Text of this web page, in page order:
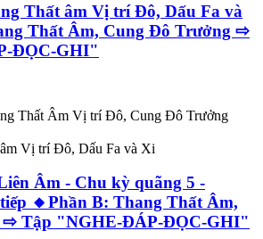
Thất âm Vị trí Đô, Dấu Fa và
Thất Âm, Cung Đô Trưởng ⇨
ĐỌC-GHI"
Thất Âm Vị trí Đô, Cung Đô Trưởng
Vị trí Đô, Dấu Fa và Xi
Âm - Chu kỳ quãng 5 -
🔸Phần B: Thang Thất Âm,
⇨ Tập "NGHE-ĐÁP-ĐỌC-GHI"